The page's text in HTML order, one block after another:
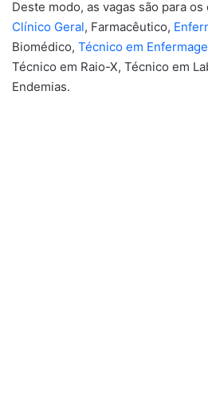
Deste modo, as vagas são para os
Clínico Geral, Farmacêutico,
Biomédico, Técnico em
Técnico em Raio-X, Técnico em
Endemias.